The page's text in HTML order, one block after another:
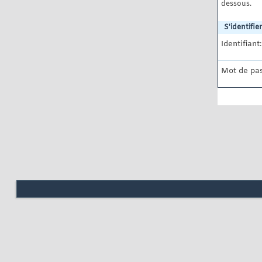
dessous.
S'identifier
Identifiant:
Mot de